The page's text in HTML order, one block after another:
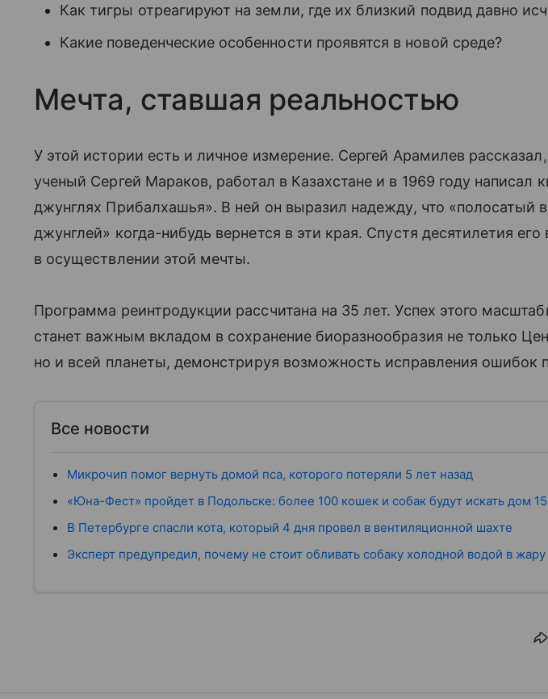
Как тигры отреагируют на земли, где их близкий подвид давно
Какие поведенческие особенности проявятся в новой среде?
Мечта, ставшая реальностью
У этой истории есть и личное измерение. Сергей Арамилев рассказал,
ученый Сергей Мараков, работал в Казахстане и в 1969 году написал
джунглях Прибалхашья». В ней он выразил надежду, что «полосатый
джунглей» когда-нибудь вернется в эти края. Спустя десятилетия его
в осуществлении этой мечты.
Программа реинтродукции рассчитана на 35 лет. Успех этого
станет важным вкладом в сохранение биоразнообразия не только
но и всей планеты, демонстрируя возможность исправления ошибок
Все новости
Микрочип помог вернуть домой пса, которого потеряли 5 лет назад
«Юна-Фест» пройдет в Подольске: более 100 кошек и собак будут искать дом 15
В Петербурге спасли кота, который 4 дня провел в вентиляционной шахте
Эксперт предупредил, почему не стоит обливать собаку холодной водой в жару